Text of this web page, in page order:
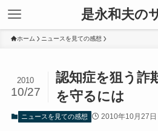
是永和夫の
ホーム ニュースを見ての感想
認知症を狙う詐
を守るには
2010
10/27
ニュースを見ての感想 2010年10月27日